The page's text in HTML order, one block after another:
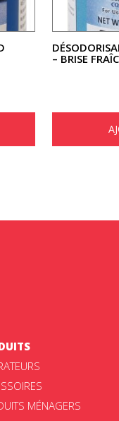
– BRISE
MÉNAGERS